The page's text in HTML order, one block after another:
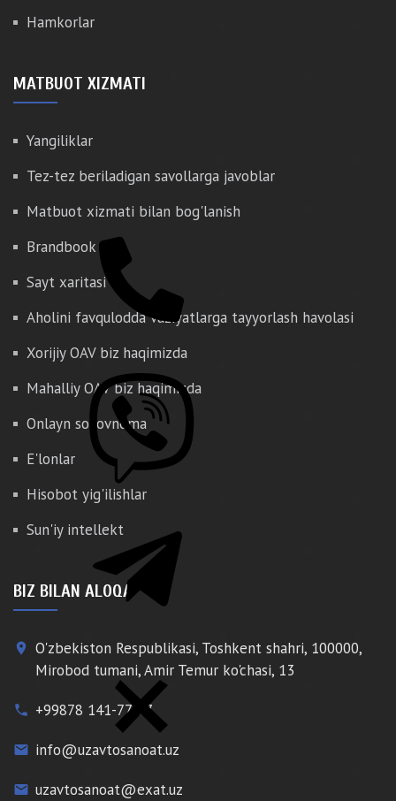
Hamkorlar
MATBUOT XIZMATI
Yangiliklar
Tez-tez beriladigan savollarga javoblar
Matbuot xizmati bilan bog'lanish
Brandbook
Sayt xaritasi
Aholini favqulodda vaziyatlarga tayyorlash havolasi
Xorijiy OAV biz haqimizda
Mahalliy OAV biz haqimizda
Onlayn so'rovnoma
E'lonlar
Hisobot yig'ilishlar
Sun'iy intellekt
BIZ BILAN ALOQA
place O'zbekiston Respublikasi, Toshkent shahri, 100000,
Mirobod tumani, Amir Temur ko'chasi, 13
phone +99878 141-77-77
email info@uzavtosanoat.uz
email uzavtosanoat@exat.uz